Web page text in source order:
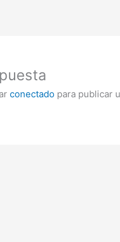
conectado para publicar